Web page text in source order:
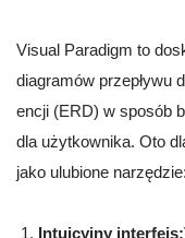
Visual Paradigm to
diagramów przepływu
encji (ERD) w sposób
dla użytkownika. Oto
jako ulubione narzędzie:
Intuicyjny interfejs: